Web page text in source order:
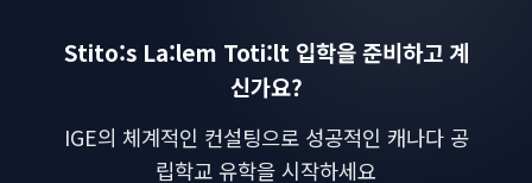
Stito:s La:lem Toti:lt 입학을 준비하고 계
신가요?
IGE의 체계적인 컨설팅으로 성공적인 캐나다 공
립학교 유학을 시작하세요